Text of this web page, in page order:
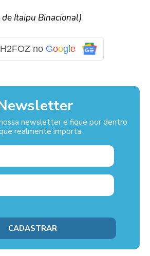
Itaipu Binacional)
no Google
newsletter e fique por dentro
realmente importa.